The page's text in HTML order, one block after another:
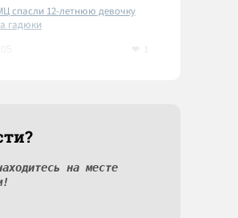
спасли 12-летнюю девочку
гадюки
на месте